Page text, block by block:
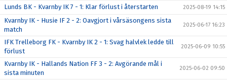
Lunds BK - Kvarnby IK 7 - 1: Klar förlust i återstarten 2025-08-19 14:15
Kvarnby IK - Husie IF 2 - 2: Oavgjort i vårsäsongens sista
match
2025-06-17 16:23
IFK Trelleborg FK - Kvarnby IK 2 - 1: Svag halvlek ledde till
förlust
2025-06-09 10:55
Kvarnby IK - Hallands Nation FF 3 - 2: Avgörande mål i
sista minuten
2025-06-02 09:50